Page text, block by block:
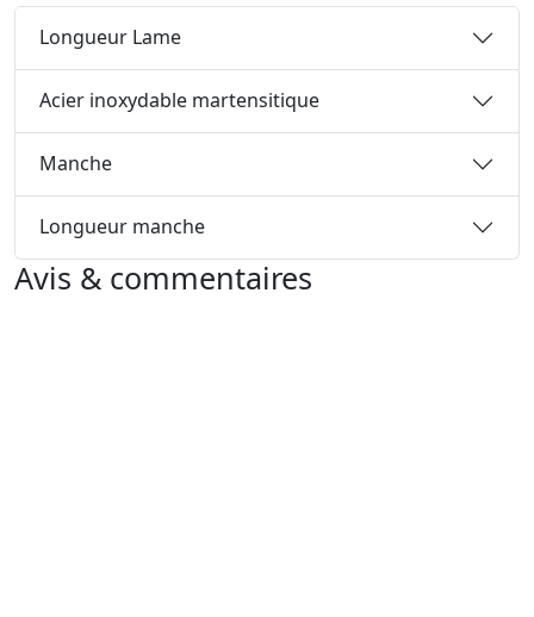
Longueur Lame
Acier inoxydable martensitique
Manche
Longueur manche
Avis & commentaires